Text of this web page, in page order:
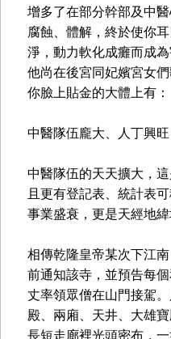
增多了在部分幹部及中
腐蝕、體解，終於使你
淨，動力軟化成癱而成
他尚在後宮同妃嬪宮女
你臉上貼金的大體上有：
中醫隊伍龐大、人丁興
中醫隊伍的天天擴大，
且更有登記表、統計表
事業盛衰，更是天經地
相傳乾隆皇帝某次下江
前通知該寺，並預告每
丈率領眾僧在山門接駕
殿、兩廂、天井、大雄
長短走廊裡光頭密布，